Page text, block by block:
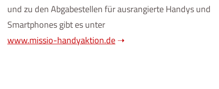
und zu den Abgabestellen für ausrangierte Handys und
Smartphones gibt es unter
www.missio-handyaktion.de